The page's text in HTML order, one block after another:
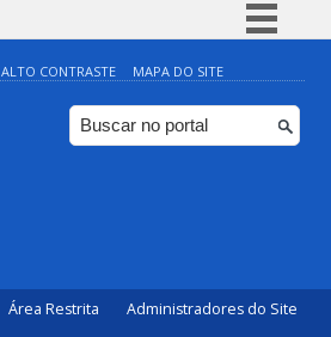
Simplifique!
Comunica BR
Participe
ALTO CONTRASTE MAPA DO SITE
Área Restrita Administradores do Site